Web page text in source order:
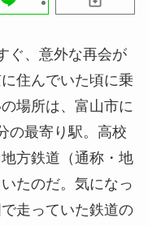
ぐ、意外な再会が
住んでいた頃に乗
場所は、富山市に
の最寄り駅。高校
方鉄道（通称・地
たのだ。気になっ
走っていた鉄道の